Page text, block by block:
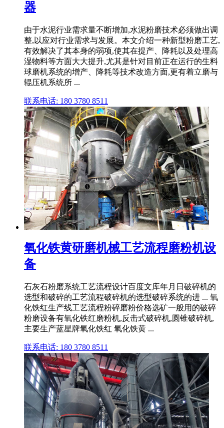
器
由于水泥行业需求量不断增加,水泥粉磨技术必须做出调
整,以应对行业需求与发展。本文介绍一种新型粉磨工艺,
有效解决了其本身的弱项,使其在提产、降耗以及处理高
湿物料等方面大大提升,尤其是针对目前正在运行的生料
球磨机系统的增产、降耗等技术改造方面,更有着立磨与
辊压机系统所 ...
联系电话: 180 3780 8511
氧化铁黄研磨机械工艺流程磨粉机设
备
石灰石粉磨系统工艺流程设计百度文库年月日破碎机的
选型和破碎的工艺流程破碎机的选型破碎系统的进 ... 氧
化铁红生产线工艺流程粉碎磨粉价格选矿一般用的破碎
粉磨设备有氧化铁红磨粉机,反击式破碎机,圆锥破碎机,
主要生产蓝星牌氧化铁红 氧化铁黄 ...
联系电话: 180 3780 8511